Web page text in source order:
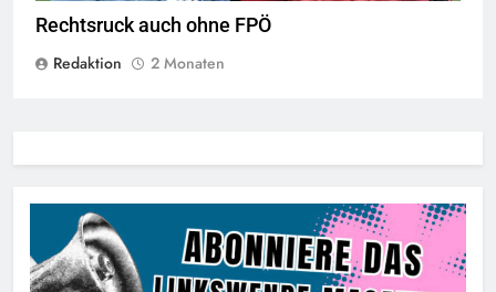
Rechtsruck auch ohne FPÖ
Redaktion
2 Monaten